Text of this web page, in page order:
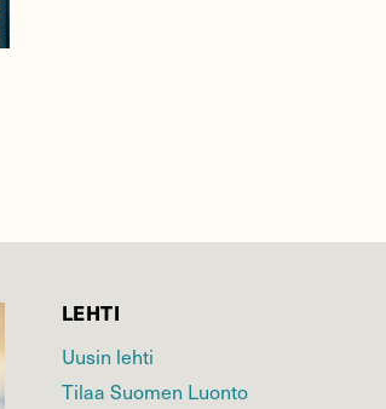
LEHTI
Uusin lehti
Tilaa Suomen Luonto